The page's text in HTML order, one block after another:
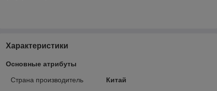
Характеристики
Основные атрибуты
Страна производитель Китай